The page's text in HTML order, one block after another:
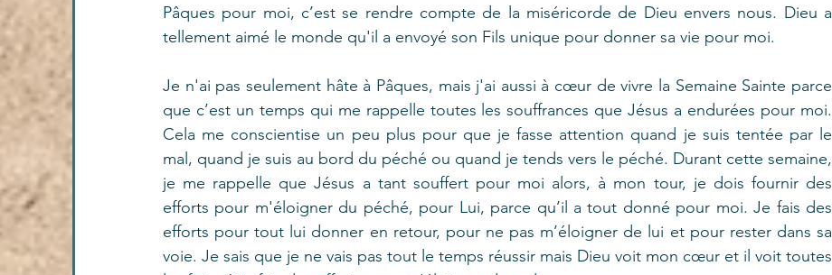
Pâques pour moi, c’est se rendre compte de la miséricorde de Dieu envers nous. Dieu a
tellement aimé le monde qu'il a envoyé son Fils unique pour donner sa vie pour moi.
Je n'ai pas seulement hâte à Pâques, mais j'ai aussi à cœur de vivre la Semaine Sainte parce
que c’est un temps qui me rappelle toutes les souffrances que Jésus a endurées pour moi.
Cela me conscientise un peu plus pour que je fasse attention quand je suis tentée par le
mal, quand je suis au bord du péché ou quand je tends vers le péché. Durant cette semaine,
je me rappelle que Jésus a tant souffert pour moi alors, à mon tour, je dois fournir des
efforts pour m'éloigner du péché, pour Lui, parce qu’il a tout donné pour moi. Je fais des
efforts pour tout lui donner en retour, pour ne pas m’éloigner de lui et pour rester dans sa
voie. Je sais que je ne vais pas tout le temps réussir mais Dieu voit mon cœur et il voit toutes